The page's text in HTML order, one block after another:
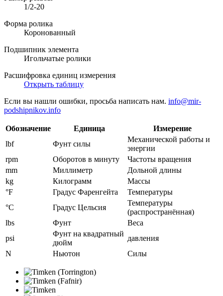
1/2-20
Форма ролика
Коронованный
Подшипник элемента
Игольчатые ролики
Расшифровка единиц измерения
Открыть таблицу
Если вы нашли ошибки, просьба написать нам. info@mir-
podshipnikov.info
Обозначение Единица
Измерение
lbf
Фунт силы
Механической работы и
энергии
rpm
Оборотов в минуту
Частоты вращения
mm
Миллиметр
Дольной длины
kg
Килограмм
Массы
°F
Градус Фаренгейта
Температуры
°C
Градус Цельсия
Температуры
(распространённая)
lbs
Фунт
Веса
psi
Фунт на квадратный
дюйм
давления
N
Ньютон Силы